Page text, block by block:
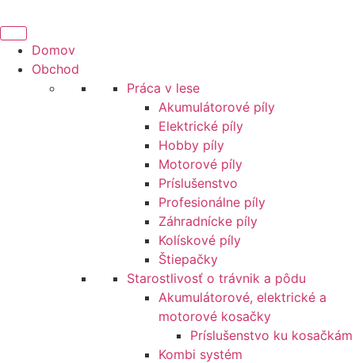
na
obsahDomov
Obchod
Práca v lese
Akumulátorové píly
Elektrické píly
Hobby píly
Motorové píly
Príslušenstvo
Profesionálne píly
Záhradnícke píly
Kolískové píly
Štiepačky
Starostlivosť o trávnik a pôdu
Akumulátorové, elektrické a
motorové kosačky
Príslušenstvo ku kosačkám
Kombi systém